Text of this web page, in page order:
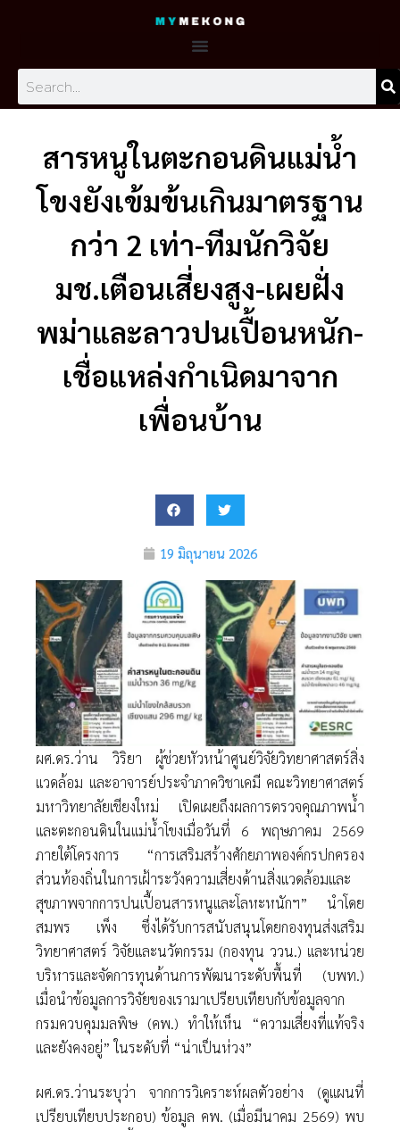
สารหนูในตะกอนดินแม่น้ำ
โขงยังเข้มข้นเกินมาตรฐาน
กว่า 2 เท่า-ทีมนักวิจัย
มช.เตือนเสี่ยงสูง-เผยฝั่ง
พม่าและลาวปนเปื้อนหนัก-
เชื่อแหล่งกำเนิดมาจาก
เพื่อนบ้าน
19 มิถุนายน 2026
ผศ.ดร.ว่าน วิริยา ผู้ช่วยหัวหน้าศูนย์วิจัยวิทยาศาสตร์สิ่ง
แวดล้อม และอาจารย์ประจำภาควิชาเคมี คณะวิทยาศาสตร์
มหาวิทยาลัยเชียงใหม่ เปิดเผยถึงผลการตรวจคุณภาพน้ำ
และตะกอนดินในแม่น้ำโขงเมื่อวันที่ 6 พฤษภาคม 2569
ภายใต้โครงการ “การเสริมสร้างศักยภาพองค์กรปกครอง
ส่วนท้องถิ่นในการเฝ้าระวังความเสี่ยงด้านสิ่งแวดล้อมและ
สุขภาพจากการปนเปื้อนสารหนูและโลหะหนักฯ” นำโดย
สมพร เพ็ง ซึ่งได้รับการสนับสนุนโดยกองทุนส่งเสริม
วิทยาศาสตร์ วิจัยและนวัตกรรม (กองทุน ววน.) และหน่วย
บริหารและจัดการทุนด้านการพัฒนาระดับพื้นที่ (บพท.)
เมื่อนำข้อมูลการวิจัยของเรามาเปรียบเทียบกับข้อมูลจาก
กรมควบคุมมลพิษ (คพ.) ทำให้เห็น “ความเสี่ยงที่แท้จริง
และยังคงอยู่” ในระดับที่ “น่าเป็นห่วง”
ผศ.ดร.ว่านระบุว่า จากการวิเคราะห์ผลตัวอย่าง (ดูแผนที่
เปรียบเทียบประกอบ) ข้อมูล คพ. (เมื่อมีนาคม 2569) พบ